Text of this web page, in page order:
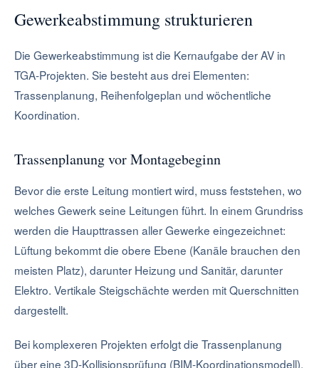
Gewerkeabstimmung strukturieren
Die Gewerkeabstimmung ist die Kernaufgabe der AV in
TGA-Projekten. Sie besteht aus drei Elementen:
Trassenplanung, Reihenfolgeplan und wöchentliche
Koordination.
Trassenplanung vor Montagebeginn
Bevor die erste Leitung montiert wird, muss feststehen, wo
welches Gewerk seine Leitungen führt. In einem Grundriss
werden die Haupttrassen aller Gewerke eingezeichnet:
Lüftung bekommt die obere Ebene (Kanäle brauchen den
meisten Platz), darunter Heizung und Sanitär, darunter
Elektro. Vertikale Steigschächte werden mit Querschnitten
dargestellt.
Bei komplexeren Projekten erfolgt die Trassenplanung
über eine 3D-Kollisionsprüfung (BIM-Koordinationsmodell).